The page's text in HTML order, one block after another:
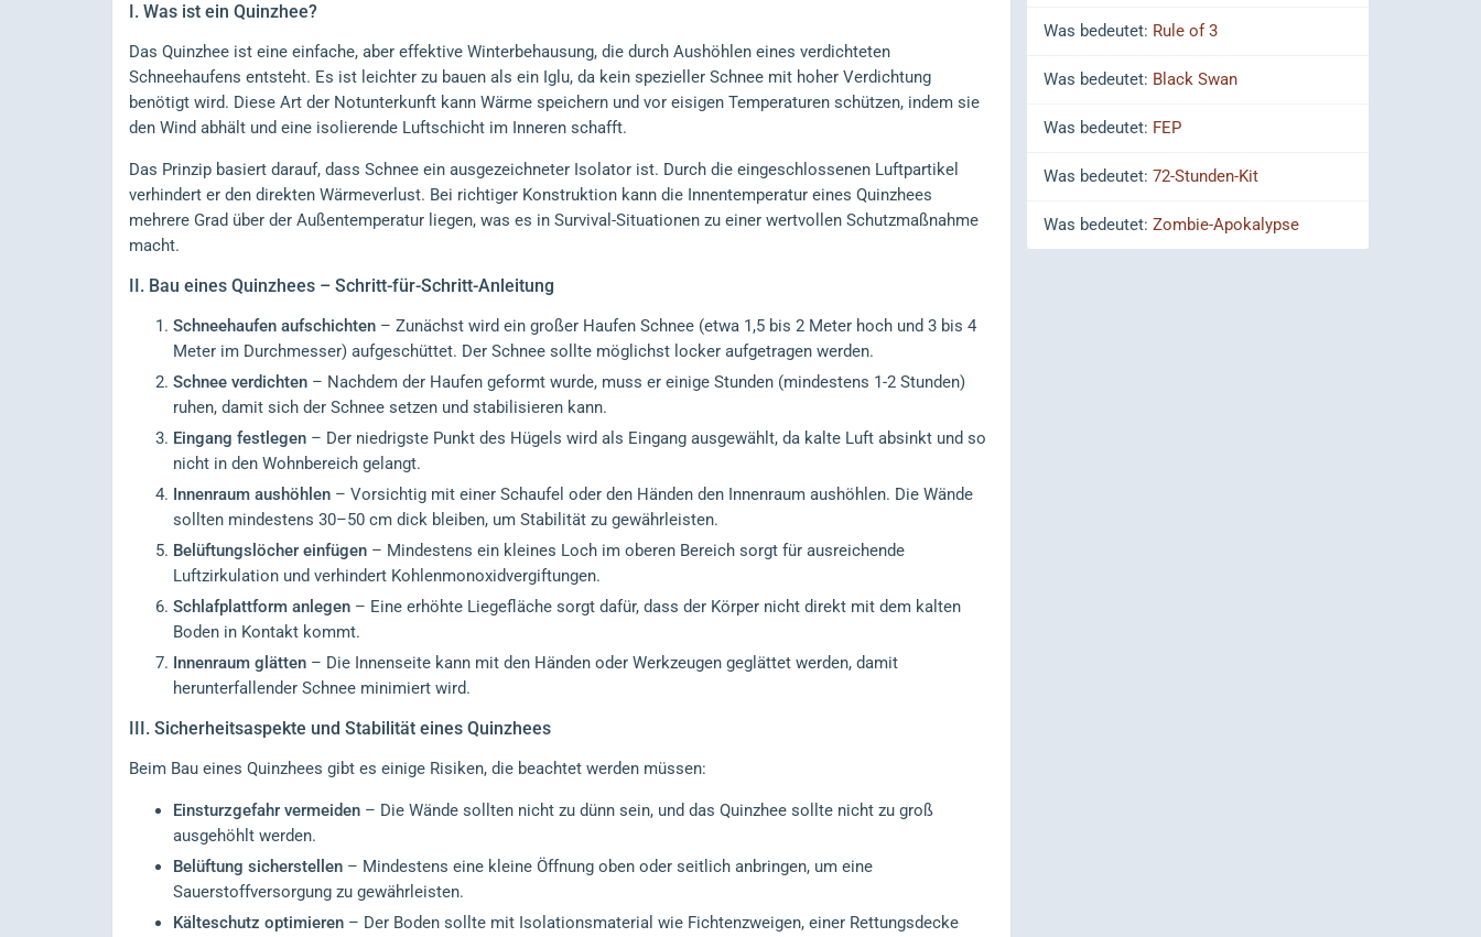
I. Was ist ein Quinzhee?
Das Quinzhee ist eine einfache, aber effektive Winterbehausung, die durch Aushöhlen eines verdichteten
Schneehaufens entsteht. Es ist leichter zu bauen als ein Iglu, da kein spezieller Schnee mit hoher Verdichtung
benötigt wird. Diese Art der Notunterkunft kann Wärme speichern und vor eisigen Temperaturen schützen, indem sie
den Wind abhält und eine isolierende Luftschicht im Inneren schafft.
Das Prinzip basiert darauf, dass Schnee ein ausgezeichneter Isolator ist. Durch die eingeschlossenen Luftpartikel
verhindert er den direkten Wärmeverlust. Bei richtiger Konstruktion kann die Innentemperatur eines Quinzhees
mehrere Grad über der Außentemperatur liegen, was es in Survival-Situationen zu einer wertvollen Schutzmaßnahme
macht.
II. Bau eines Quinzhees – Schritt-für-Schritt-Anleitung
Schneehaufen aufschichten – Zunächst wird ein großer Haufen Schnee (etwa 1,5 bis 2 Meter hoch und 3 bis 4
Meter im Durchmesser) aufgeschüttet. Der Schnee sollte möglichst locker aufgetragen werden.
Schnee verdichten – Nachdem der Haufen geformt wurde, muss er einige Stunden (mindestens 1-2 Stunden)
ruhen, damit sich der Schnee setzen und stabilisieren kann.
Eingang festlegen – Der niedrigste Punkt des Hügels wird als Eingang ausgewählt, da kalte Luft absinkt und so
nicht in den Wohnbereich gelangt.
Innenraum aushöhlen – Vorsichtig mit einer Schaufel oder den Händen den Innenraum aushöhlen. Die Wände
sollten mindestens 30–50 cm dick bleiben, um Stabilität zu gewährleisten.
Belüftungslöcher einfügen – Mindestens ein kleines Loch im oberen Bereich sorgt für ausreichende
Luftzirkulation und verhindert Kohlenmonoxidvergiftungen.
Schlafplattform anlegen – Eine erhöhte Liegefläche sorgt dafür, dass der Körper nicht direkt mit dem kalten
Boden in Kontakt kommt.
Innenraum glätten – Die Innenseite kann mit den Händen oder Werkzeugen geglättet werden, damit
herunterfallender Schnee minimiert wird.
III. Sicherheitsaspekte und Stabilität eines Quinzhees
Beim Bau eines Quinzhees gibt es einige Risiken, die beachtet werden müssen:
Einsturzgefahr vermeiden – Die Wände sollten nicht zu dünn sein, und das Quinzhee sollte nicht zu groß
ausgehöhlt werden.
Belüftung sicherstellen – Mindestens eine kleine Öffnung oben oder seitlich anbringen, um eine
Sauerstoffversorgung zu gewährleisten.
Kälteschutz optimieren – Der Boden sollte mit Isolationsmaterial wie Fichtenzweigen, einer Rettungsdecke
Was bedeutet: Rule of 3
Was bedeutet: Black Swan
Was bedeutet: FEP
Was bedeutet: 72-Stunden-Kit
Was bedeutet: Zombie-Apokalypse